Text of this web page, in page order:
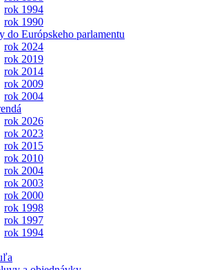
rok 1994
rok 1990
do Európskeho parlamentu
rok 2024
rok 2019
rok 2014
rok 2009
rok 2004
rok 2026
rok 2023
rok 2015
rok 2010
rok 2004
rok 2003
rok 2000
rok 1998
rok 1997
rok 1994